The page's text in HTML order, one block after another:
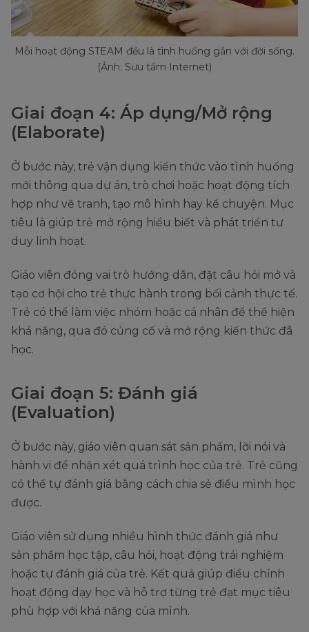
Mỗi hoạt động STEAM đều là tình huống gắn với đời sống.
(Ảnh: Sưu tầm Internet)
Giai đoạn 4: Áp dụng/Mở rộng
(Elaborate)
Ở bước này, trẻ vận dụng kiến thức vào tình huống
mới thông qua dự án, trò chơi hoặc hoạt động tích
hợp như vẽ tranh, tạo mô hình hay kể chuyện. Mục
tiêu là giúp trẻ mở rộng hiểu biết và phát triển tư
duy linh hoạt.
Giáo viên đóng vai trò hướng dẫn, đặt câu hỏi mở và
tạo cơ hội cho trẻ thực hành trong bối cảnh thực tế.
Trẻ có thể làm việc nhóm hoặc cá nhân để thể hiện
khả năng, qua đó củng cố và mở rộng kiến thức đã
học.
Giai đoạn 5: Đánh giá
(Evaluation)
Ở bước này, giáo viên quan sát sản phẩm, lời nói và
hành vi để nhận xét quá trình học của trẻ. Trẻ cũng
có thể tự đánh giá bằng cách chia sẻ điều mình học
được.
Giáo viên sử dụng nhiều hình thức đánh giá như
sản phẩm học tập, câu hỏi, hoạt động trải nghiệm
hoặc tự đánh giá của trẻ. Kết quả giúp điều chỉnh
hoạt động dạy học và hỗ trợ từng trẻ đạt mục tiêu
phù hợp với khả năng của mình.